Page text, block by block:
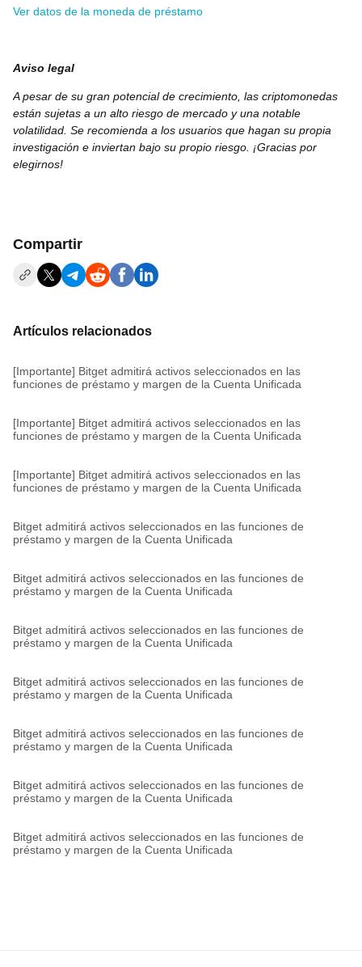
Ver datos de la moneda de préstamo
Aviso legal
A pesar de su gran potencial de crecimiento, las criptomonedas
están sujetas a un alto riesgo de mercado y una notable
volatilidad. Se recomienda a los usuarios que hagan su propia
investigación e inviertan bajo su propio riesgo. ¡Gracias por
elegirnos!
Compartir
Artículos relacionados
[Importante] Bitget admitirá activos seleccionados en las
funciones de préstamo y margen de la Cuenta Unificada
[Importante] Bitget admitirá activos seleccionados en las
funciones de préstamo y margen de la Cuenta Unificada
[Importante] Bitget admitirá activos seleccionados en las
funciones de préstamo y margen de la Cuenta Unificada
Bitget admitirá activos seleccionados en las funciones de
préstamo y margen de la Cuenta Unificada
Bitget admitirá activos seleccionados en las funciones de
préstamo y margen de la Cuenta Unificada
Bitget admitirá activos seleccionados en las funciones de
préstamo y margen de la Cuenta Unificada
Bitget admitirá activos seleccionados en las funciones de
préstamo y margen de la Cuenta Unificada
Bitget admitirá activos seleccionados en las funciones de
préstamo y margen de la Cuenta Unificada
Bitget admitirá activos seleccionados en las funciones de
préstamo y margen de la Cuenta Unificada
Bitget admitirá activos seleccionados en las funciones de
préstamo y margen de la Cuenta Unificada